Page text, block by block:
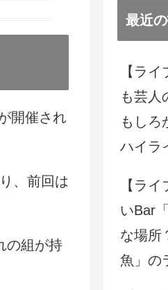
開催され
、前回は
の組が持
最近
【ラ
も芸人
もしろ
ハイラ
【ラ
いBar
な場所
魚」の